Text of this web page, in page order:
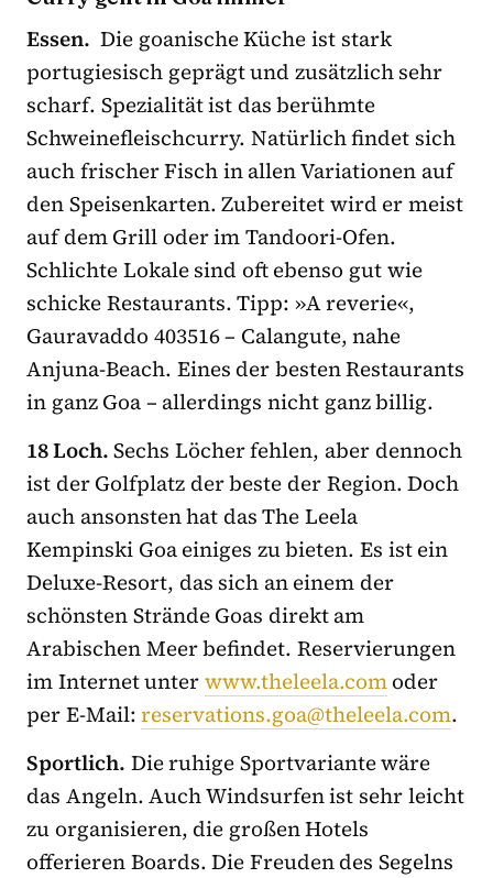
Essen. Die goanische Küche ist stark
portugiesisch geprägt und zusätzlich sehr
scharf. Spezialität ist das berühmte
Schweinefleischcurry. Natürlich findet sich
auch frischer Fisch in allen Variationen auf
den Speisenkarten. Zubereitet wird er meist
auf dem Grill oder im Tandoori-Ofen.
Schlichte Lokale sind oft ebenso gut wie
schicke Restaurants. Tipp: »A reverie«,
Gauravaddo 403516 – Calangute, nahe
Anjuna-Beach. Eines der besten Restaurants
in ganz Goa – allerdings nicht ganz billig.
18 Loch.Sechs Löcher fehlen, aber dennoch
ist der Golfplatz der beste der Region. Doch
auch ansonsten hat das The Leela
Kempinski Goa einiges zu bieten. Es ist ein
Deluxe-Resort, das sich an einem der
schönsten Strände Goas direkt am
Arabischen Meer befindet. Reservierungen
im Internet unterwww.theleela.comoder
per E-Mail:reservations.goa@theleela.com.
Sportlich. Die ruhige Sportvariante wäre
das Angeln. Auch Windsurfen ist sehr leicht
zu organisieren, die großen Hotels
offerieren Boards. Die Freuden des Segelns